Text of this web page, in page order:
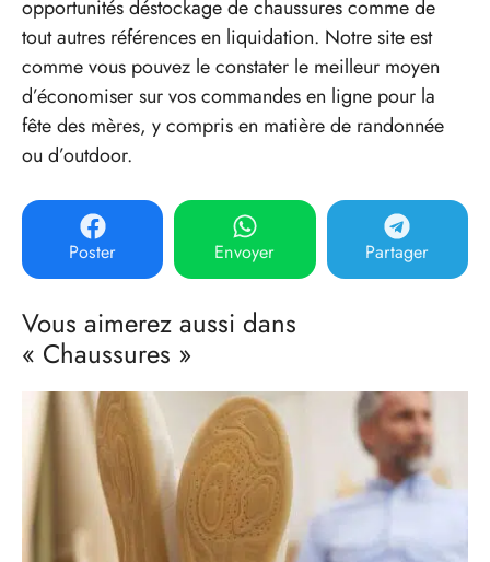
opportunités déstockage de chaussures comme de
tout autres références en liquidation. Notre site est
comme vous pouvez le constater le meilleur moyen
d’économiser sur vos commandes en ligne pour la
fête des mères, y compris en matière de randonnée
ou d’outdoor.
Poster Envoyer Partager
Vous aimerez aussi dans
« Chaussures »